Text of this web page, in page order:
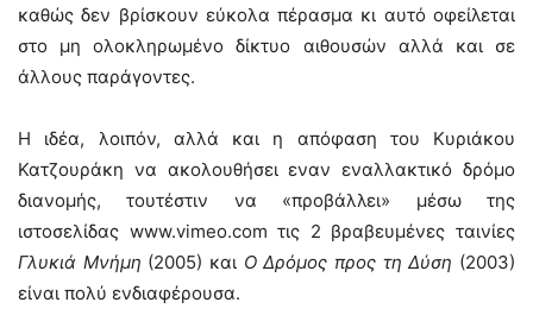
καθώς δεν βρίσκουν εύκολα πέρασμα κι αυτό οφείλεται
στο μη ολοκληρωμένο δίκτυο αιθουσών αλλά και σε
άλλους παράγοντες.
Η ιδέα, λοιπόν, αλλά και η απόφαση του Κυριάκου
Κατζουράκη να ακολουθήσει εναν εναλλακτικό δρόμο
διανομής, τουτέστιν να «προβάλλει» μέσω της
ιστοσελίδας www.vimeo.com τις 2 βραβευμένες ταινίες
Γλυκιά Μνήμη (2005) και Ο Δρόμος προς τη Δύση (2003)
είναι πολύ ενδιαφέρουσα.